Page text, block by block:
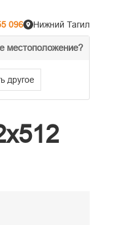
096
местоположение?
другое
Нижний Тагил
Распродажа